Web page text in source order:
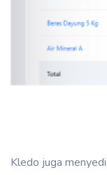
Kledo juga